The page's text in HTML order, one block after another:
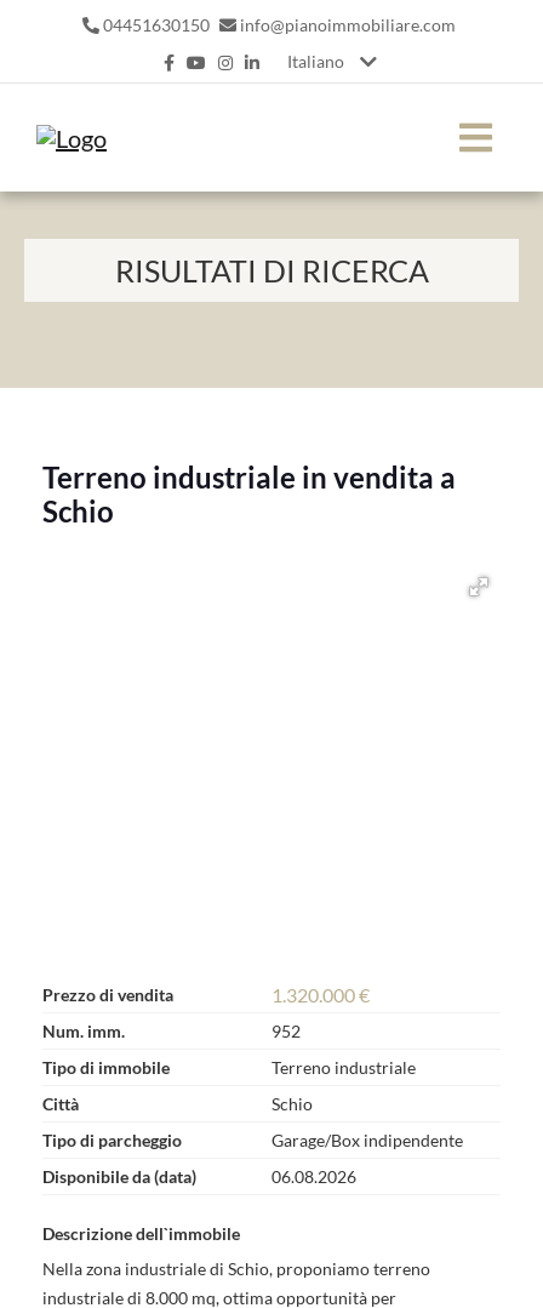
04451630150
info@pianoimmobiliare.com
Italiano
RISULTATI DI RICERCA
Terreno industriale in vendita a
Schio
Prezzo di vendita 1.320.000 €
Num. imm.
952
Tipo di immobile
Terreno industriale
Città
Schio
Tipo di parcheggio
Garage/Box indipendente
Disponibile da (data)
06.08.2026
Descrizione dell`immobile
Nella zona industriale di Schio, proponiamo terreno
industriale di 8.000 mq, ottima opportunità per